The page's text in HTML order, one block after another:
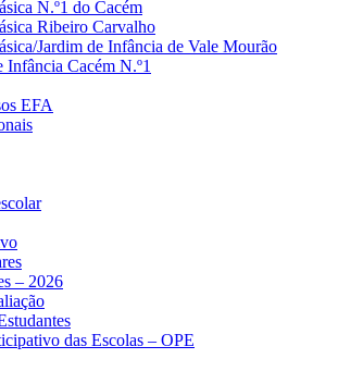
N.º1 do Cacém
Ribeiro Carvalho
Jardim de Infância de Vale Mourão
Infância Cacém N.º1
EFA
– 2026
das Escolas – OPE